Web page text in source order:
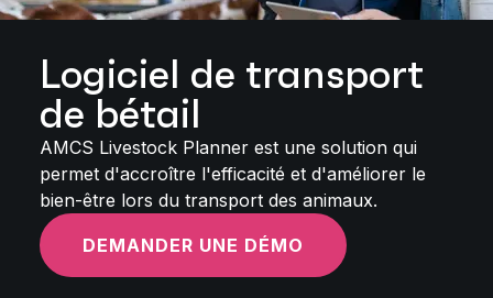
Logiciel de transport
de bétail
AMCS Livestock Planner est une solution qui
permet d'accroître l'efficacité et d'améliorer le
bien-être lors du transport des animaux.
DEMANDER UNE DÉMO